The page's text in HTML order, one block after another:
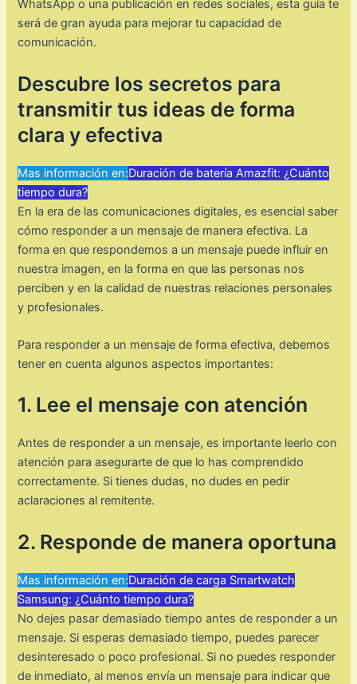
WhatsApp o una publicación en redes sociales, esta guía te
será de gran ayuda para mejorar tu capacidad de
comunicación.
Descubre los secretos para
transmitir tus ideas de forma
clara y efectiva
Mas información en:Duración de batería Amazfit: ¿Cuánto
tiempo dura?
En la era de las comunicaciones digitales, es esencial saber
cómo responder a un mensaje de manera efectiva. La
forma en que respondemos a un mensaje puede influir en
nuestra imagen, en la forma en que las personas nos
perciben y en la calidad de nuestras relaciones personales
y profesionales.
Para responder a un mensaje de forma efectiva, debemos
tener en cuenta algunos aspectos importantes:
1. Lee el mensaje con atención
Antes de responder a un mensaje, es importante leerlo con
atención para asegurarte de que lo has comprendido
correctamente. Si tienes dudas, no dudes en pedir
aclaraciones al remitente.
2. Responde de manera oportuna
Mas información en:Duración de carga Smartwatch
Samsung: ¿Cuánto tiempo dura?
No dejes pasar demasiado tiempo antes de responder a un
mensaje. Si esperas demasiado tiempo, puedes parecer
desinteresado o poco profesional. Si no puedes responder
de inmediato, al menos envía un mensaje para indicar que